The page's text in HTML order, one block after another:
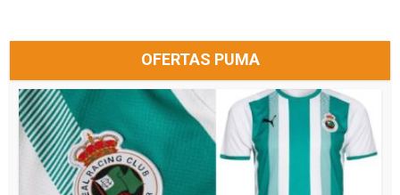
OFERTAS PUMA